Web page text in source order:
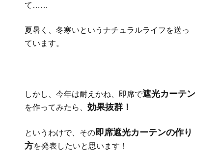
て……
夏暑く、冬寒いというナチュラルライフを送っ
ています。
しかし、今年は耐えかね、即席で遮光カーテン
を作ってみたら、 効果抜群！
というわけで、その即席遮光カーテンの作り
方を発表したいと思います！